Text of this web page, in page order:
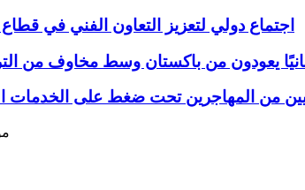
اجتماع دولي لتعزيز التعاون الفني في قطاع
أفغانيًا يعودون من باكستان وسط مخاوف من
من المهاجرين تحت ضغط على الخدمات